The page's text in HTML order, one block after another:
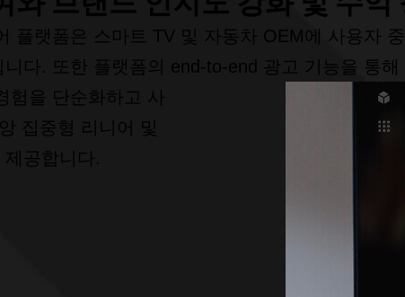
플랫폼은 스마트 TV 및 자동차 OEM에 사용자
다. 또한 플랫폼의 end-to-end 광고 기능을 통
험을 단순화하고 사
집중형 리니어 및
공합니다.